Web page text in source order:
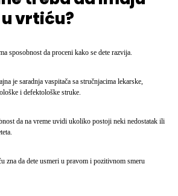
vrtiću?
sposobnost da proceni kako se dete razvija.
je saradnja vaspitača sa stručnjacima lekarske,
i defektološke struke.
da na vreme uvidi ukoliko postoji neki nedostatak ili
zna da dete usmeri u pravom i pozitivnom smeru